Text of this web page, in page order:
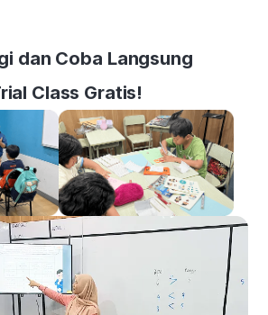
dan Coba Langsung
Class Gratis!